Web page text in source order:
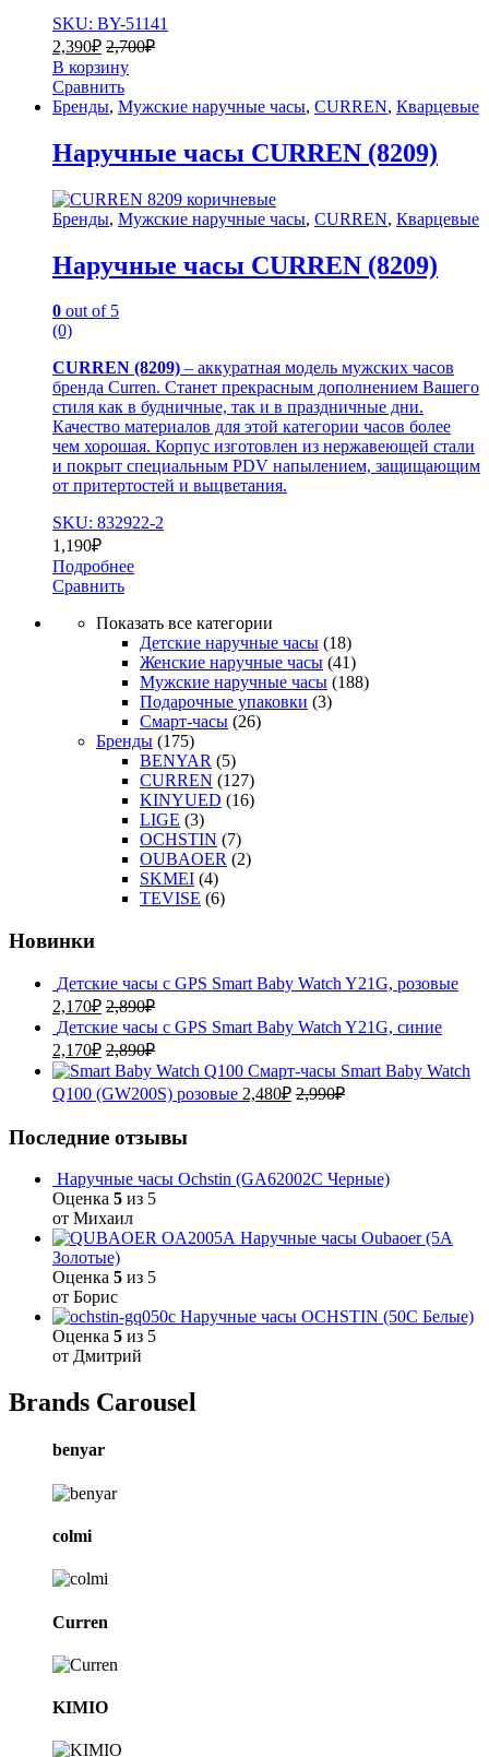
SKU: BY-51141
2,390₽ 2,700₽
В корзину
Сравнить
Бренды, Мужские наручные часы, CURREN, Кварцевые
Наручные часы CURREN (8209)
Бренды, Мужские наручные часы, CURREN, Кварцевые
Наручные часы CURREN (8209)
0 out of 5
(0)
CURREN (8209) – аккуратная модель мужских часов
бренда Curren. Станет прекрасным дополнением Вашего
стиля как в будничные, так и в праздничные дни.
Качество материалов для этой категории часов более
чем хорошая. Корпус изготовлен из нержавеющей стали
и покрыт специальным PDV напылением, защищающим
от притертостей и выцветания.
SKU: 832922-2
1,190₽
Подробнее
Сравнить
Показать все категории
Детские наручные часы (18)
Женские наручные часы (41)
Мужские наручные часы (188)
Подарочные упаковки (3)
Смарт-часы (26)
Бренды (175)
BENYAR (5)
CURREN (127)
KINYUED (16)
LIGE (3)
OCHSTIN (7)
OUBAOER (2)
SKMEI (4)
TEVISE (6)
Новинки
Детские часы с GPS Smart Baby Watch Y21G, розовые
2,170₽ 2,890₽
Детские часы с GPS Smart Baby Watch Y21G, синие
2,170₽ 2,890₽
Смарт-часы Smart Baby Watch
Q100 (GW200S) розовые 2,480₽ 2,990₽
Последние отзывы
Наручные часы Ochstin (GA62002C Черные)
Оценка 5 из 5
от Михаил
Наручные часы Oubaoer (5A
Золотые)
Оценка 5 из 5
от Борис
Наручные часы OCHSTIN (50C Белые)
Оценка 5 из 5
от Дмитрий
Brands Carousel
benyar
colmi
Curren
KIMIO